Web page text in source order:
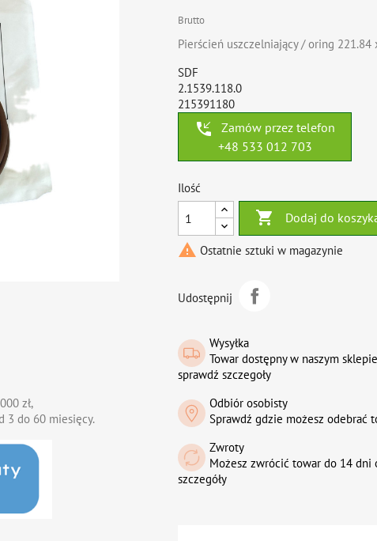
zł,
3 do 60 miesięcy.
Brutto
Pierścień uszczelniający / oring 221.84
SDF
2.1539.118.0
215391180
phone_callback
Zamów przez telefon
+48 533 012 703
Ilość
 Dodaj do
 Ostatnie sztuki w magazynie
Udostępnij
Wysyłka
Towar dostępny w naszym
sprawdź szczegoły
Odbiór osobisty
Sprawdź gdzie możesz odebrać
Zwroty
Możesz zwrócić towar do 14 dni
szczegóły